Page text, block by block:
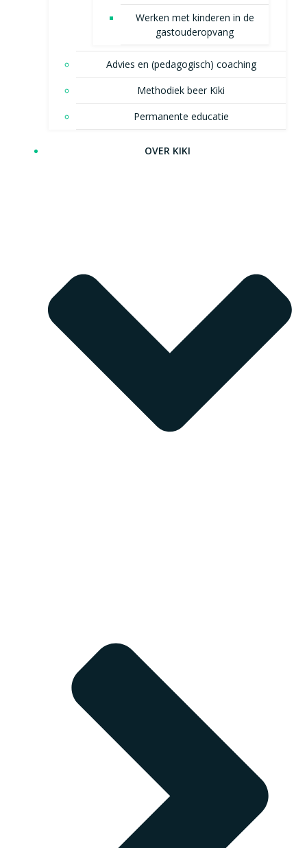
Werken met kinderen in de
gastouderopvang
Advies en (pedagogisch) coaching
Methodiek beer Kiki
Permanente educatie
OVER KIKI